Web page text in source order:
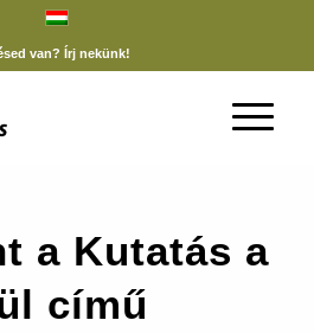
van? Írj nekünk!
a Kutatás a
című